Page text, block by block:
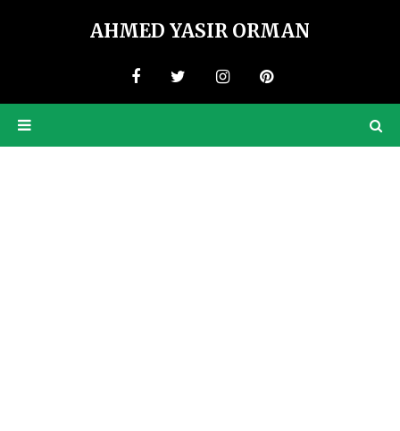
AHMED YASIR ORMAN